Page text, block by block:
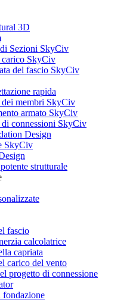
3D
Sezioni SkyCiv
carico SkyCiv
del fascio SkyCiv
rapida
dei membri SkyCiv
armato SkyCiv
di connessioni SkyCiv
Design
SkyCiv
strutturale
fascio
calcolatrice
capriata
carico del vento
progetto di connessione
fondazione